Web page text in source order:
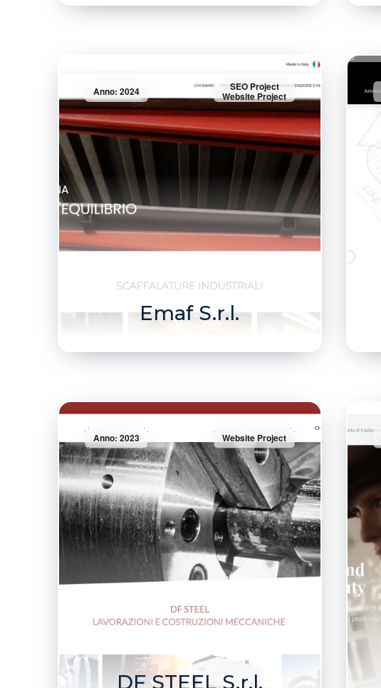
Anno: 2024 SEO Project
Website Project
Emaf S.r.l.
Anno: 2023 Website Project
DF STEEL S.r.l.